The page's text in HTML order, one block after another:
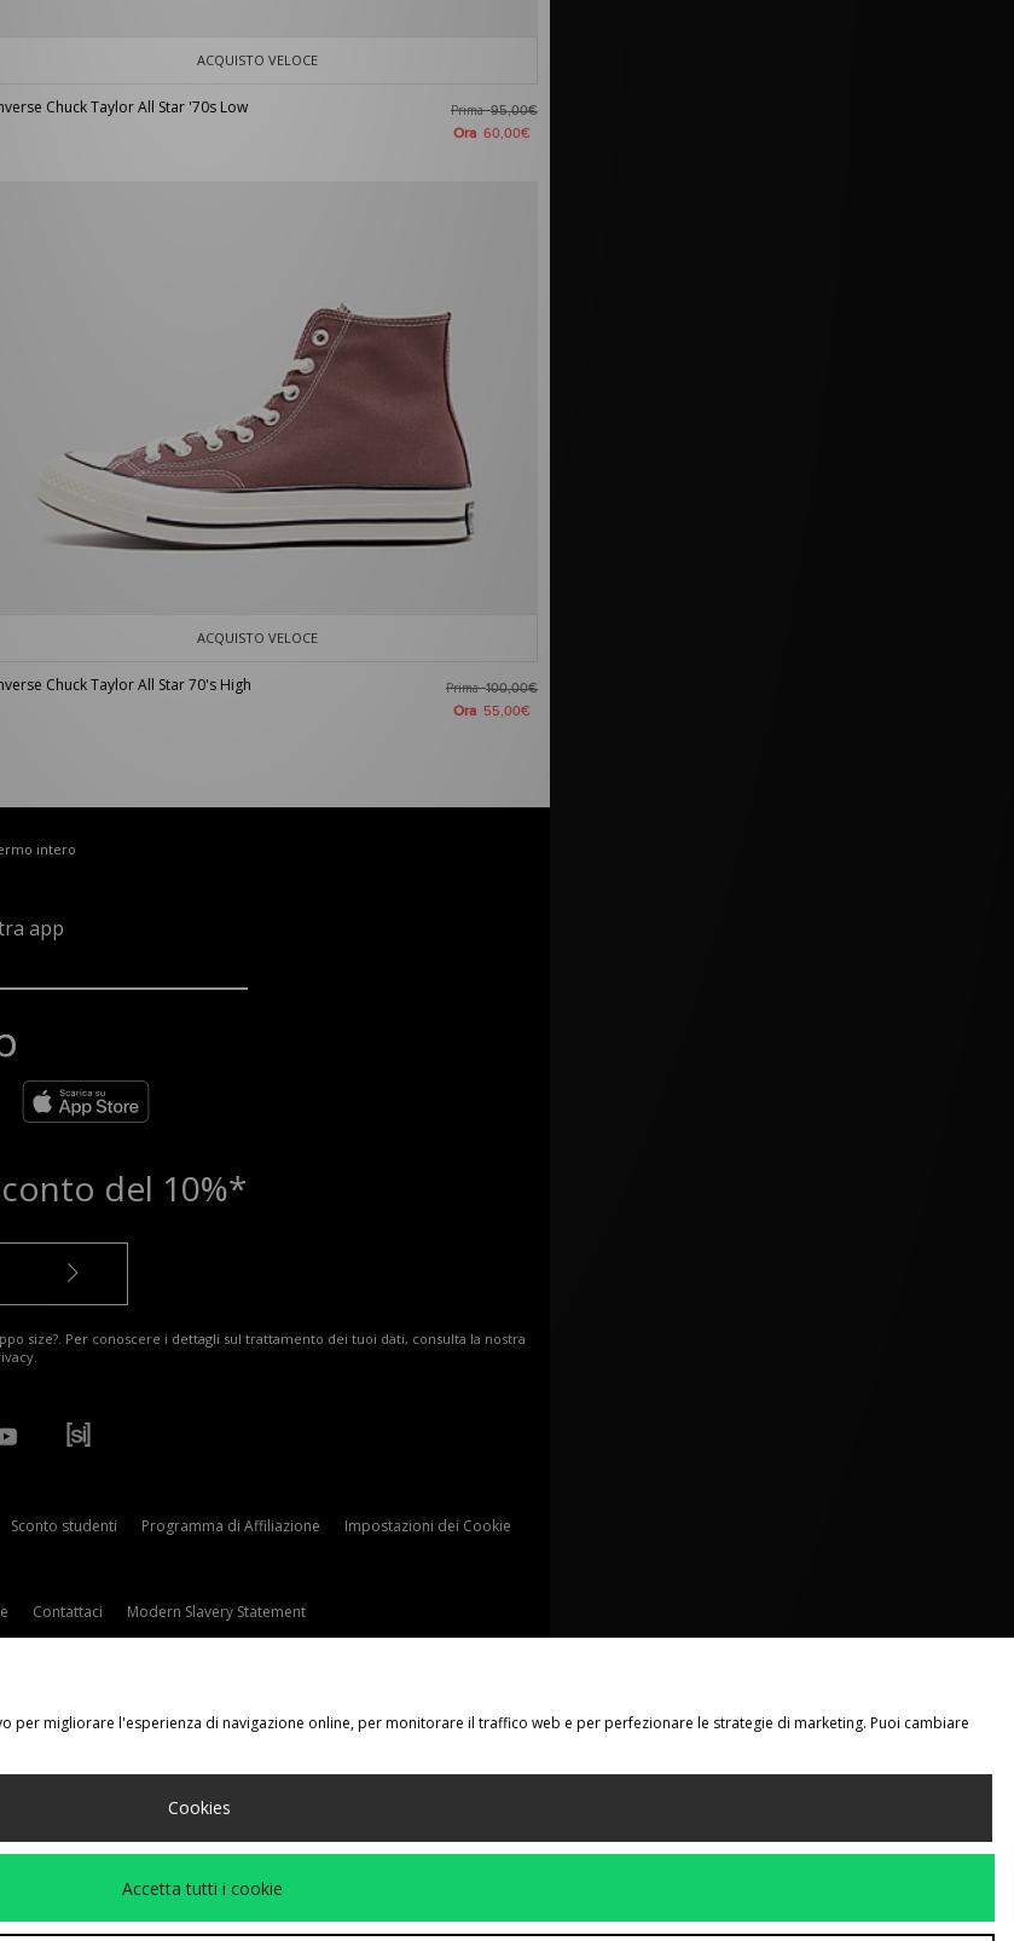
ACQUISTO VELOCE
Chuck Taylor All Star '70s Low Prima95,00€
Ora 60,00€
ACQUISTO VELOCE
Chuck Taylor All Star 70's High Prima100,00€
Ora 55,00€
intero
app
del 10%*
size?. Per conoscere i dettagli sul trattamento dei tuoi dati, consulta la nostra
.
Sconto studenti Programma di Affiliazione Impostazioni dei Cookie
Contattaci Modern Slavery Statement
per migliorare l'esperienza di navigazione online, per monitorare il traffico web e per perfezionare le strategie di marketing. Puoi cambiare
Cookies
Accetta tutti i cookie